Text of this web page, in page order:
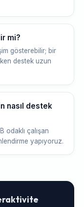
mi?
gösterebilir; bir
destek uzun
nasıl destek
odaklı çalışan
yapıyoruz.